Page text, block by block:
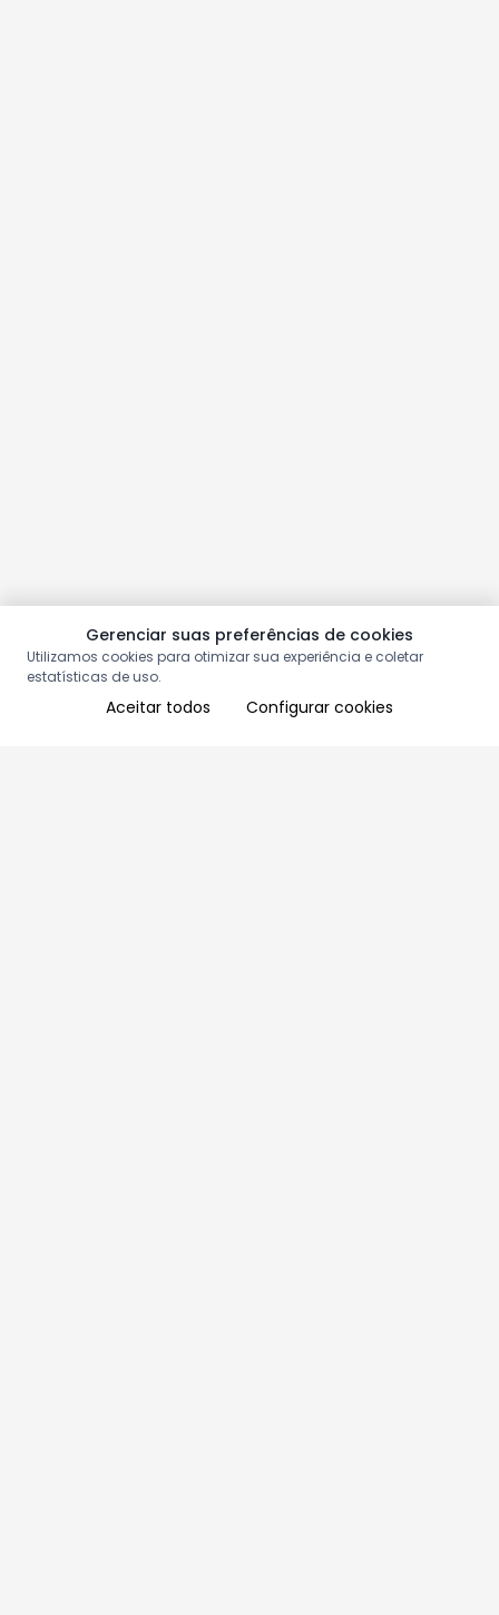
Gerenciar suas preferências de cookies
Utilizamos cookies para otimizar sua experiência e coletar
estatísticas de uso.
Aceitar todos Configurar cookies